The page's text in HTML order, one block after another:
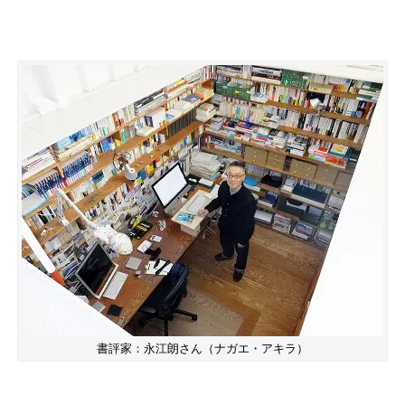
書評家：永江朗さん（ナガエ・アキラ）